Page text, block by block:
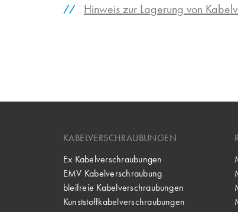
Hinweis zur Lagerung von
KABELVERSCHRAUBUNGEN
Ex Kabelverschraubungen
EMV Kabelverschraubung
bleifreie Kabelverschraubungen
Kunststoffkabelverschraubungen